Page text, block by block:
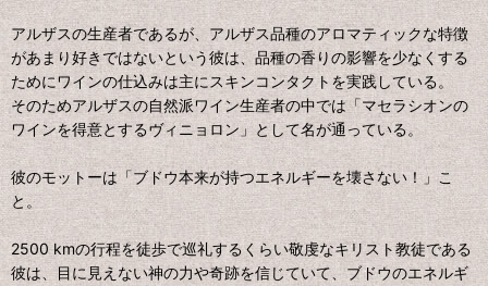
アルザスの生産者であるが、アルザス品種のアロマティックな特徴
があまり好きではないという彼は、品種の香りの影響を少なくする
ためにワインの仕込みは主にスキンコンタクトを実践している。
そのためアルザスの自然派ワイン生産者の中では「マセラシオンの
ワインを得意とするヴィニョロン」として名が通っている。
彼のモットーは「ブドウ本来が持つエネルギーを壊さない！」こ
と。
2500 kmの行程を徒歩で巡礼するくらい敬虔なキリスト教徒である
彼は、目に見えない神の力や奇跡を信じていて、ブドウのエネルギ